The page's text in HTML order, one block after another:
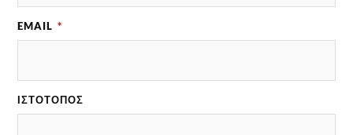
EMAIL *
ΙΣΤΌΤΟΠΟΣ